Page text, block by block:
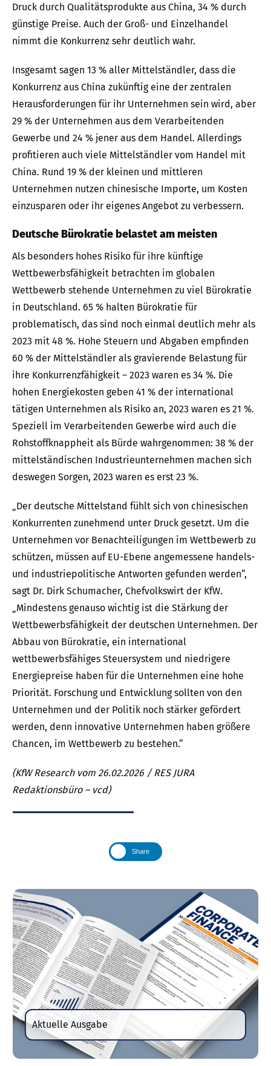
Druck durch Qualitätsprodukte aus China, 34 % durch
günstige Preise. Auch der Groß- und Einzelhandel
nimmt die Konkurrenz sehr deutlich wahr.
Insgesamt sagen 13 % aller Mittelständler, dass die
Konkurrenz aus China zukünftig eine der zentralen
Herausforderungen für ihr Unternehmen sein wird, aber
29 % der Unternehmen aus dem Verarbeitenden
Gewerbe und 24 % jener aus dem Handel. Allerdings
profitieren auch viele Mittelständler vom Handel mit
China. Rund 19 % der kleinen und mittleren
Unternehmen nutzen chinesische Importe, um Kosten
einzusparen oder ihr eigenes Angebot zu verbessern.
Deutsche Bürokratie belastet am meisten
Als besonders hohes Risiko für ihre künftige
Wettbewerbsfähigkeit betrachten im globalen
Wettbewerb stehende Unternehmen zu viel Bürokratie
in Deutschland. 65 % halten Bürokratie für
problematisch, das sind noch einmal deutlich mehr als
2023 mit 48 %. Hohe Steuern und Abgaben empfinden
60 % der Mittelständler als gravierende Belastung für
ihre Konkurrenzfähigkeit – 2023 waren es 34 %. Die
hohen Energiekosten geben 41 % der international
tätigen Unternehmen als Risiko an, 2023 waren es 21 %.
Speziell im Verarbeitenden Gewerbe wird auch die
Rohstoffknappheit als Bürde wahrgenommen: 38 % der
mittelständischen Industrieunternehmen machen sich
deswegen Sorgen, 2023 waren es erst 23 %.
„Der deutsche Mittelstand fühlt sich von chinesischen
Konkurrenten zunehmend unter Druck gesetzt. Um die
Unternehmen vor Benachteiligungen im Wettbewerb zu
schützen, müssen auf EU-Ebene angemessene handels-
und industriepolitische Antworten gefunden werden“,
sagt Dr. Dirk Schumacher, Chefvolkswirt der KfW.
„Mindestens genauso wichtig ist die Stärkung der
Wettbewerbsfähigkeit der deutschen Unternehmen. Der
Abbau von Bürokratie, ein international
wettbewerbsfähiges Steuersystem und niedrigere
Energiepreise haben für die Unternehmen eine hohe
Priorität. Forschung und Entwicklung sollten von den
Unternehmen und der Politik noch stärker gefördert
werden, denn innovative Unternehmen haben größere
Chancen, im Wettbewerb zu bestehen.“
(KfW Research vom 26.02.2026 / RES JURA
Redaktionsbüro – vcd)
Share
Aktuelle Ausgabe